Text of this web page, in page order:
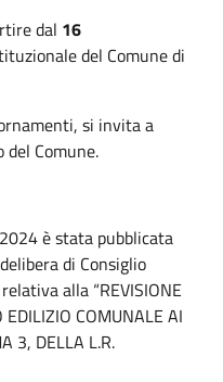
dal 16
del Comune di
si invita a
Comune.
è stata pubblicata
di Consiglio
alla “REVISIONE
EDILIZIO COMUNALE AI
3, DELLA L.R.